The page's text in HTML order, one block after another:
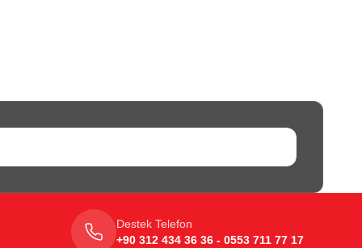
Destek Telefon
+90 312 434 36 36 - 0553 711 77 17